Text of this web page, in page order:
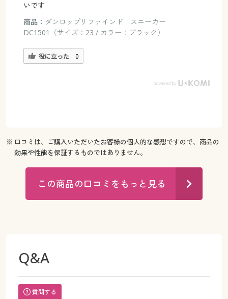
いです
商品： ダンロップリファインド スニーカー
DC1501（サイズ：23 / カラー：ブラック）
役に立った 0
※ 口コミは、ご購入いただいたお客様の個人的な感想ですので、商品の
効果や性能を保証するものではありません。
この商品の口コミをもっと見る
Q&A
質問する